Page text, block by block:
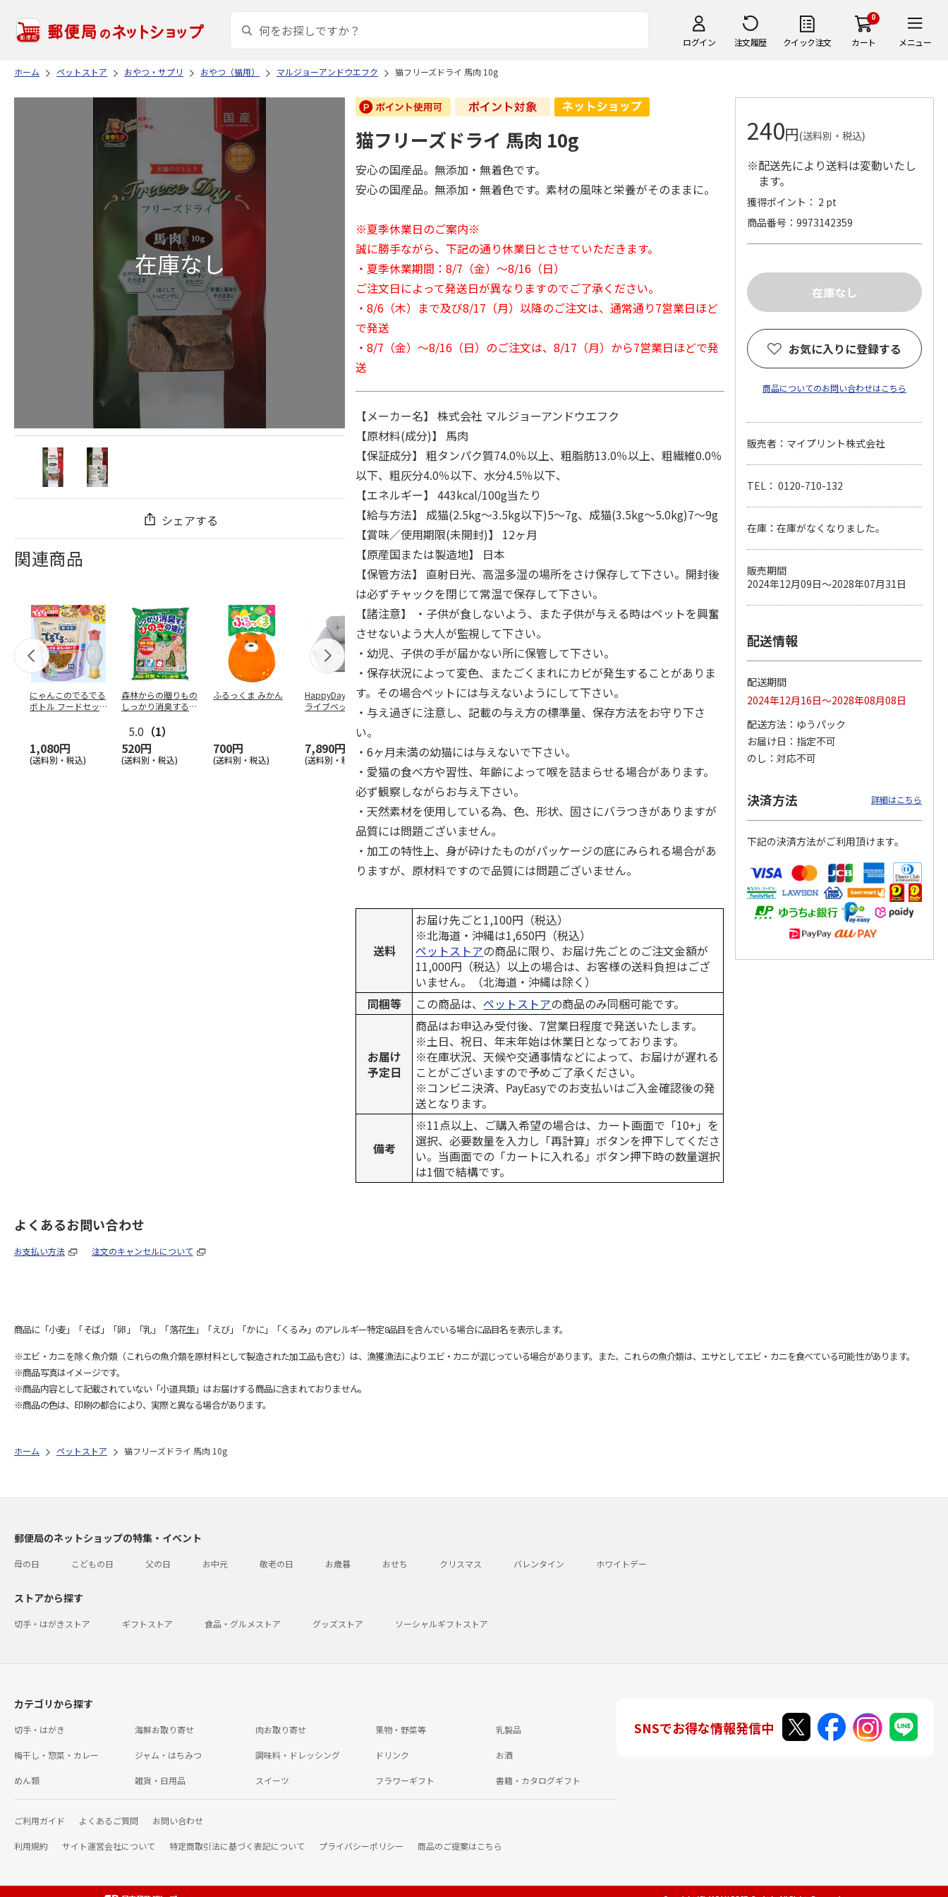
ログイン 注文履歴 クイック注文
0
カート メニュー
ホーム ペットストア おやつ・サプリ おやつ（猫用） マルジョーアンドウエフク 猫フリーズドライ 馬肉 10g
シェアする
関連商品
にゃんこのでるでる
ボトル フードセッ
1,080円
(送料別・税込)
森林からの贈りもの
しっかり消臭するひ
5.0 （1）
520円
(送料別・税込)
ふるっくま みかん
700円
(送料別・税込)
HappyDays 2wayド
ライブベッド グレ
7,890円
(送料別・税込)
獣医師開発 ニオイ
をとる砂専用 猫ト
イレ ナチュラルグ
1,550円
(送料別・税込)
デオトイレ 飛び散
らない消臭・抗菌サ
ンド 4L
1,320円
(送料別・税込)
無添加良品 カムカ
ムデンタルコーン
ぐるぐるボーン型 S
チ 健康に育つ子ね
こ用 まぐろ・かつ
ペット線香 虹のか
なた フルーティフ
ローラルの香り
590円
(送料別・税込)
鈴虫の経木 3枚入
猫フリーズドライ 馬肉 10g
安心の国産品。無添加・無着色です。
安心の国産品。無添加・無着色です。素材の風味と栄養がそのままに。
※夏季休業日のご案内※
誠に勝手ながら、下記の通り休業日とさせていただきます。
・夏季休業期間：8/7（金）～8/16（日）
ご注文日によって発送日が異なりますのでご了承ください。
・8/6（木）まで及び8/17（月）以降のご注文は、通常通り7営業日ほど
で発送
・8/7（金）～8/16（日）のご注文は、8/17（月）から7営業日ほどで発
送
【メーカー名】 株式会社 マルジョーアンドウエフク
【原材料(成分)】 馬肉
【保証成分】 粗タンパク質74.0％以上、粗脂肪13.0％以上、粗繊維0.0％
以下、粗灰分4.0％以下、水分4.5％以下、
【エネルギー】 443kcal/100g当たり
【給与方法】 成猫(2.5kg～3.5kg以下)5～7g、成猫(3.5kg～5.0kg)7～9g
【賞味／使用期限(未開封)】 12ヶ月
【原産国または製造地】 日本
【保管方法】 直射日光、高温多湿の場所をさけ保存して下さい。開封後
は必ずチャックを閉じて常温で保存して下さい。
【諸注意】 ・子供が食しないよう、また子供が与える時はペットを興奮
させないよう大人が監視して下さい。
・幼児、子供の手が届かない所に保管して下さい。
・保存状況によって変色、またごくまれにカビが発生することがありま
す。その場合ペットには与えないようにして下さい。
・与え過ぎに注意し、記載の与え方の標準量、保存方法をお守り下さ
い。
・6ヶ月未満の幼猫には与えないで下さい。
・愛猫の食べ方や習性、年齢によって喉を詰まらせる場合があります。
必ず観察しながらお与え下さい。
・天然素材を使用している為、色、形状、固さにバラつきがありますが
品質には問題ございません。
・加工の特性上、身が砕けたものがパッケージの底にみられる場合があ
りますが、原材料ですので品質には問題ございません。
送料
お届け先ごと1,100円（税込）
※北海道・沖縄は1,650円（税込）
ペットストアの商品に限り、お届け先ごとのご注文金額が
11,000円（税込）以上の場合は、お客様の送料負担はござ
いません。（北海道・沖縄は除く）
同梱等
この商品は、ペットストアの商品のみ同梱可能です。
お届け
予定日
商品はお申込み受付後、7営業日程度で発送いたします。
※土日、祝日、年末年始は休業日となっております。
※在庫状況、天候や交通事情などによって、お届けが遅れる
ことがございますので予めご了承ください。
※コンビニ決済、PayEasyでのお支払いはご入金確認後の発
送となります。
備考
※11点以上、ご購入希望の場合は、カート画面で「10+」を
選択、必要数量を入力し「再計算」ボタンを押下してくださ
い。当画面での「カートに入れる」ボタン押下時の数量選択
は1個で結構です。
240円(送料別・税込)
※配送先により送料は変動いたし
ます。
獲得ポイント： 2 pt
商品番号
9973142359
お気に入りに登録する
商品についてのお問い合わせはこちら
販売者：マイプリント株式会社
TEL： 0120-710-132
在庫：在庫がなくなりました。
販売期間
2024年12月09日～2028年07月31日
配送情報
配送期間
2024年12月16日～2028年08月08日
配送方法
ゆうパック
お届け日
指定不可
のし
対応不可
決済方法 詳細はこちら
下記の決済方法がご利用頂けます。
よくあるお問い合わせ
お支払い方法 注文のキャンセルについて
商品に「小麦」「そば」「卵」「乳」「落花生」「えび」「かに」「くるみ」のアレルギー特定8品目を含んでいる場合に品目名を表示します。
※エビ・カニを除く魚介類（これらの魚介類を原材料として製造された加工品も含む）は、漁獲漁法によりエビ・カニが混じっている場合があります。また、これらの魚介類は、エサとしてエビ・カニを食べている可能性があります。
※商品写真はイメージです。
※商品内容として記載されていない「小道具類」はお届けする商品に含まれておりません。
※商品の色は、印刷の都合により、実際と異なる場合があります。
ホーム ペットストア 猫フリーズドライ 馬肉 10g
郵便局のネットショップの特集・イベント
母の日 こどもの日 父の日 お中元 敬老の日 お歳暮 おせち クリスマス バレンタイン ホワイトデー
ストアから探す
切手・はがきストア ギフトストア 食品・グルメストア グッズストア ソーシャルギフトストア
カテゴリから探す
切手・はがき 海鮮お取り寄せ 肉お取り寄せ 果物・野菜等 乳製品
梅干し・惣菜・カレー ジャム・はちみつ 調味料・ドレッシング ドリンク お酒
めん類 雑貨・日用品 スイーツ フラワーギフト 書籍・カタログギフト
ご利用ガイド よくあるご質問 お問い合わせ
利用規約 サイト運営会社について 特定商取引法に基づく表記について プライバシーポリシー 商品のご提案はこちら
SNSでお得な情報発信中